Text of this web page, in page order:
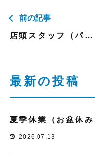
前の記事
店頭スタッフ（パート）募集
最新の投稿
夏季休業（お盆休
2026.07.13